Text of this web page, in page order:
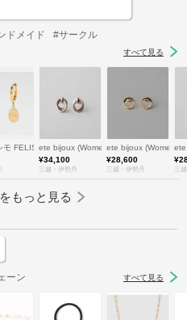
ドメイド
#サークル
すべて見る
モ FELISSIMOete bijoux (Women)/エテ ビジュー
¥34,100
三越・伊勢丹
ete bijoux (Women)/
¥28,600
三越・伊勢丹
ete
三
もっと見る
ーン すべて見る